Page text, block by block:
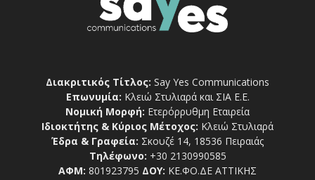
Διακριτικός Τίτλος: Say Yes Communications
Επωνυμία: Κλειώ Στυλιαρά και ΣΙΑ Ε.Ε.
Νομική Μορφή: Ετερόρρυθμη Εταιρεία
Ιδιοκτήτης & Κύριος Μέτοχος: Κλειώ Στυλιαρά
Έδρα & Γραφεία: Σκουζέ 14, 18536 Πειραιάς
Τηλέφωνο: +30 2130990585
ΑΦΜ: 801923795 ΔΟΥ: ΚΕ.ΦΟ.ΔΕ ΑΤΤΙΚΗΣ